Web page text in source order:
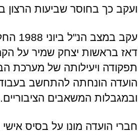
ועקב כך בחוסר שביעות הרצון
עקב
דאז בראשות יצחק שמיר על
תפקודה ויעילותה של מערכת
הועדה הונחתה להתחשב
ובמגבלות המשאבים הציבוריים.
חברי הועדה מונו על בסיס